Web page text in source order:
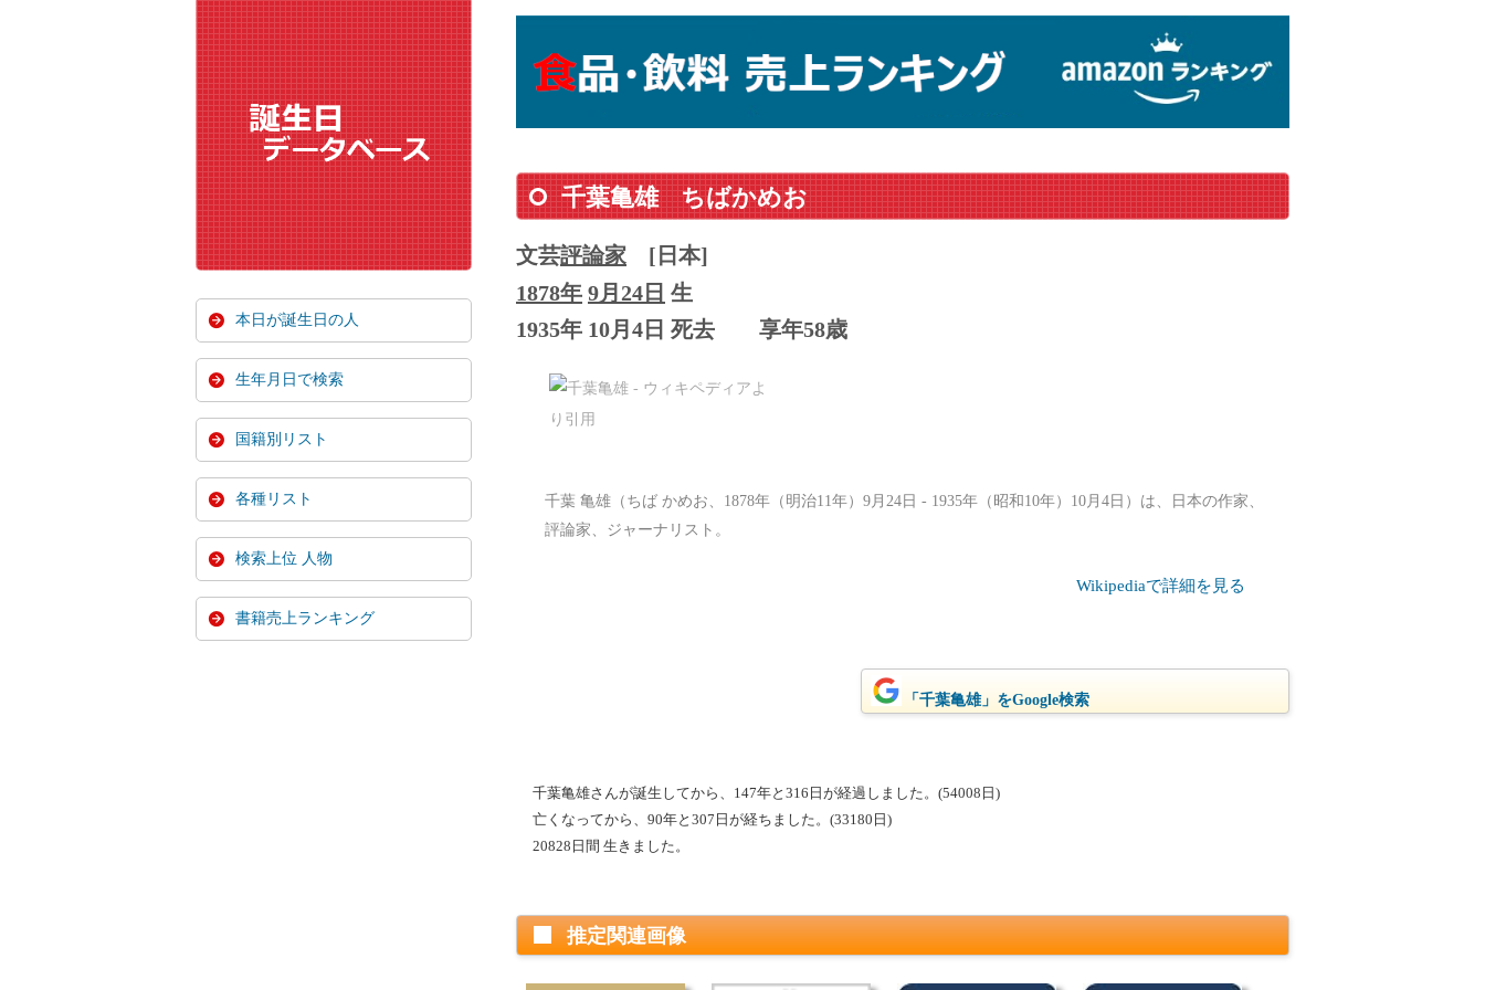
千葉亀雄 ちばかめお
文芸評論家
[日本]
1878年 9月24日 生
1935年 10月4日 死去
享年58歳
千葉 亀雄（ちば かめお、1878年（明治11年）9月24日 - 1935年（昭和10年）10月4日）は、日本の作家、
評論家、ジャーナリスト。
Wikipediaで詳細を見る
「千葉亀雄」をGoogle検索
千葉亀雄さんが誕生してから、147年と316日が経過しました。(54008日)
亡くなってから、90年と307日が経ちました。(33180日)
20828日間 生きました。
推定関連画像
本日が誕生日の人
生年月日で検索
国籍別リスト
各種リスト
検索上位 人物
書籍売上ランキング